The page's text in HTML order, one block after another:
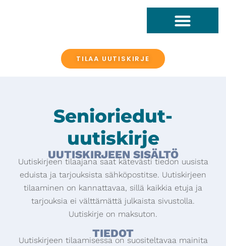
TILAA UUTISKIRJE
Senioriedut-
uutiskirje
UUTISKIRJEEN SISÄLTÖ
​Uutiskirjeen tilaajana saat kätevästi tiedon uusista
eduista ja tarjouksista sähköpostitse. Uutiskirjeen
tilaaminen on kannattavaa, sillä kaikkia etuja ja
tarjouksia ei välttämättä julkaista sivustolla.
Uutiskirje on maksuton.
TIEDOT
Uutiskirjeen tilaamisessa on suositeltavaa mainita